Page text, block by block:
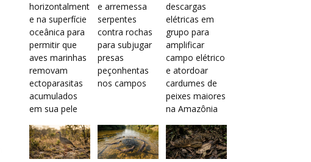
horizontalment
e na superfície
oceânica para
permitir que
aves marinhas
removam
ectoparasitas
acumulados
em sua pele
e arremessa
serpentes
contra rochas
para subjugar
presas
peçonhentas
nos campos
descargas
elétricas em
grupo para
amplificar
campo elétrico
e atordoar
cardumes de
peixes maiores
na Amazônia